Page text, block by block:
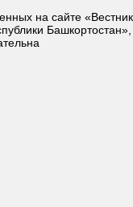
на сайте «Вестник
Башкортостан»,